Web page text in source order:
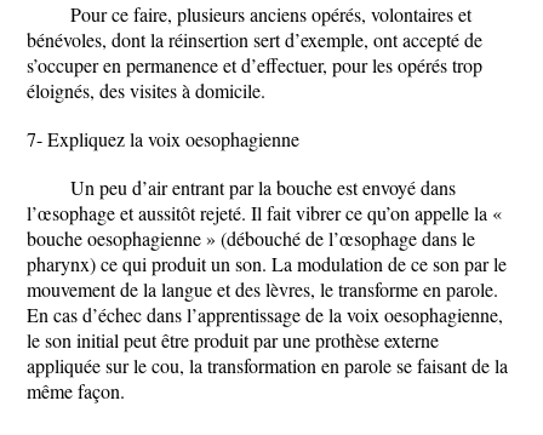
Pour ce faire, plusieurs anciens opérés, volontaires et
bénévoles, dont la réinsertion sert d’exemple, ont accepté de
s’occuper en permanence et d’effectuer, pour les opérés trop
éloignés, des visites à domicile.
7- Expliquez la voix oesophagienne
Un peu d’air entrant par la bouche est envoyé dans
l’œsophage et aussitôt rejeté. Il fait vibrer ce qu’on appelle la «
bouche oesophagienne » (débouché de l’œsophage dans le
pharynx) ce qui produit un son. La modulation de ce son par le
mouvement de la langue et des lèvres, le transforme en parole.
En cas d’échec dans l’apprentissage de la voix oesophagienne,
le son initial peut être produit par une prothèse externe
appliquée sur le cou, la transformation en parole se faisant de la
même façon.